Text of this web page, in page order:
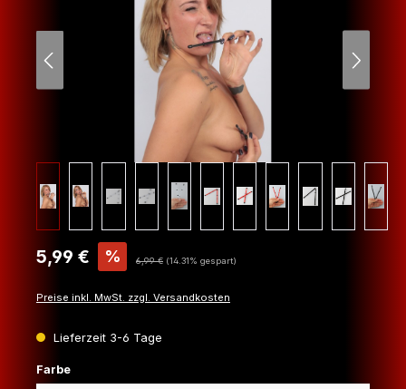
Verkaufspreis:
5,99 € % Regulärer Preis:
6,99 € (14.31% gespart)
Preise inkl. MwSt. zzgl. Versandkosten
Lieferzeit 3-6 Tage
Farbeauswählen